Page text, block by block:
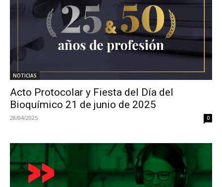
NOTICIAS
Acto Protocolar y Fiesta del Día del
Bioquímico 21 de junio de 2025
28/04/2025 0